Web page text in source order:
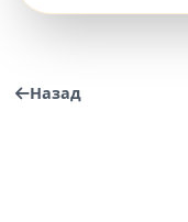
Назад